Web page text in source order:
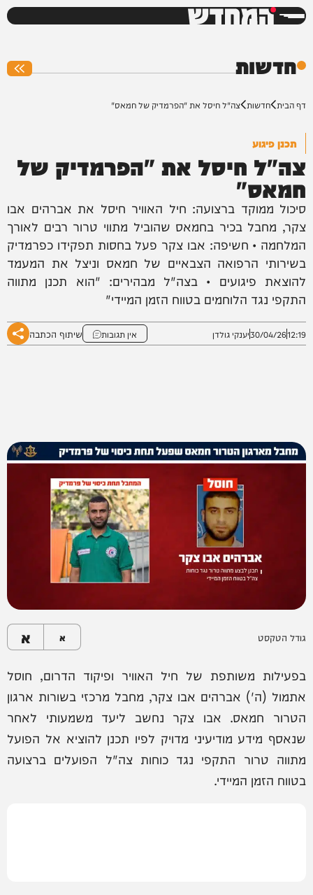
המחדש
חדשות
דף הבית חדשות צה"ל חיסל את "הפרמדיק של חמאס"
תכנן פיגוע
צה"ל חיסל את "הפרמדיק של
חמאס"
סיכול ממוקד ברצועה: חיל האוויר חיסל את אברהים אבו
צקר, מחבל בכיר בחמאס שהוביל מתווי טרור רבים לאורך
המלחמה • חשיפה: אבו צקר פעל בחסות תפקידו כפרמדיק
בשירותי הרפואה הצבאיים של חמאס וניצל את המעמד
להוצאת פיגועים • בצה"ל מבהירים: "הוא תכנן מתווה
התקפי נגד הלוחמים בטווח הזמן המיידי"
12:19
30/04/26יענקי גולדן אין תגובות שיתוף הכתבה
גודל הטקסט א א
בפעילות משותפת של חיל האוויר ופיקוד הדרום, חוסל
אתמול (ה') אברהים אבו צקר, מחבל מרכזי בשורות ארגון
הטרור חמאס. אבו צקר נחשב ליעד משמעותי לאחר
שנאסף מידע מודיעיני מדויק לפיו תכנן להוציא אל הפועל
מתווה טרור התקפי נגד כוחות צה"ל הפועלים ברצועה
בטווח הזמן המיידי.